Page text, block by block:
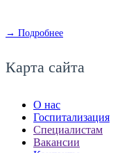
→ Подробнее
Карта сайта
О нас
Госпитализация
Специалистам
Вакансии